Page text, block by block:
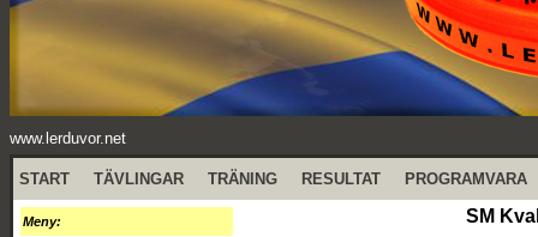
www.lerduvor.net
START TÄVLINGAR TRÄNING RESULTAT PROGRAMVARA
Meny: SM